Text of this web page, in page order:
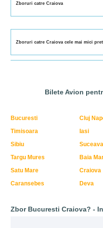
Zboruri catre Craiova
Zboruri catre Craiova cele mai mici
Bilete Avion
Bucuresti Cluj
Timisoara
Iasi
Sibiu
Suceava
Targu Mures
Baia
Satu Mare
Craiova
Caransebes
Deva
Zbor Bucuresti Craiova? -